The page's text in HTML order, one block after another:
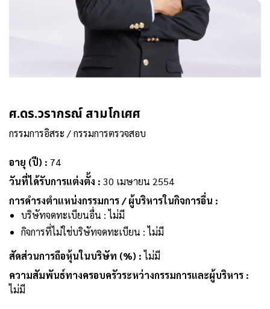
ศ.ดร.วรากรณ์ สามโกเศศ
กรรมการอิสระ / กรรมการตรวจสอบ
อายุ (ปี) : 74
วันที่ได้รับการแต่งตั้ง : 30 เมษายน 2554
การดำรงตำแหน่งกรรมการ / ผู้บริหารในกิจการอื่น :
บริษัทจดทะเบียนอื่น : ไม่มี
กิจการที่ไม่ใช่บริษัทจดทะเบียน : ไม่มี
สัดส่วนการถือหุ้นในบริษัท (%) :ไม่มี
ความสัมพันธ์ทางครอบครัวระหว่างกรรมการและผู้บริหาร :
ไม่มี